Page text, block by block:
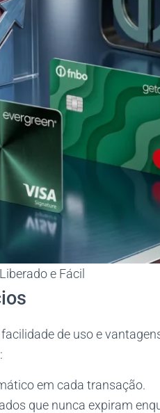
e Fácil
de uso e
em cada transação.
que nunca expiram